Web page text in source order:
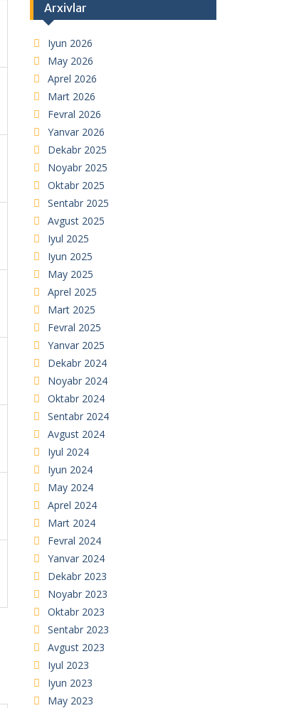
Arxivlar
Iyun 2026
May 2026
Aprel 2026
Mart 2026
Fevral 2026
Yanvar 2026
Dekabr 2025
Noyabr 2025
Oktabr 2025
Sentabr 2025
Avgust 2025
Iyul 2025
Iyun 2025
May 2025
Aprel 2025
Mart 2025
Fevral 2025
Yanvar 2025
Dekabr 2024
Noyabr 2024
Oktabr 2024
Sentabr 2024
Avgust 2024
Iyul 2024
Iyun 2024
May 2024
Aprel 2024
Mart 2024
Fevral 2024
Yanvar 2024
Dekabr 2023
Noyabr 2023
Oktabr 2023
Sentabr 2023
Avgust 2023
Iyul 2023
Iyun 2023
May 2023